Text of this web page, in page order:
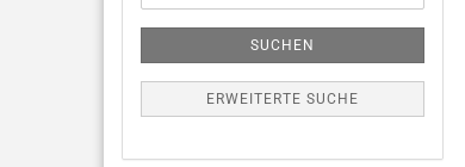
SUCHEN
ERWEITERTE SUCHE